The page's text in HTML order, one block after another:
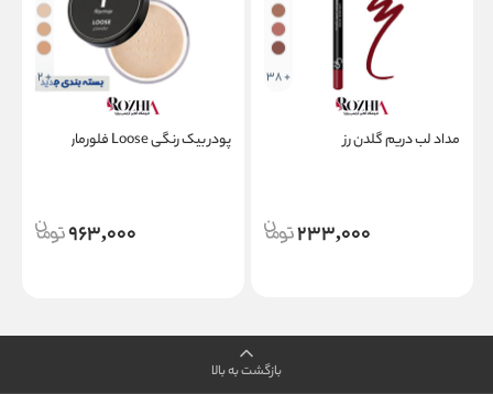
+ 38
مداد لب دریم گلدن رز
233,000
+ 2
پودر بیک رنگی Loose فلورمار
963,000
بازگشت به بالا